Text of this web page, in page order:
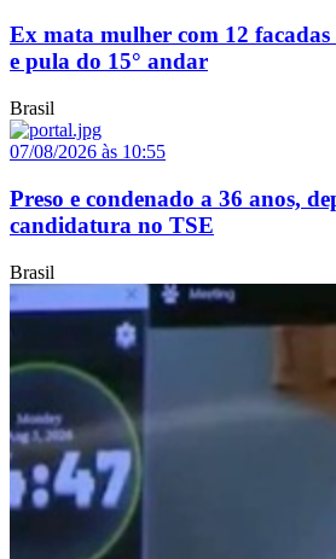
Ex mata mulher com 12
e pula do 15° andar
Brasil
07/08/2026 às 10:55
Preso e condenado a 36 anos,
candidatura no TSE
Brasil